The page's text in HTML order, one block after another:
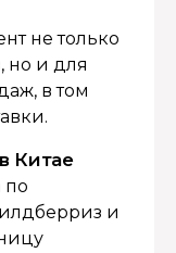
не только
но и для
в том
Китае
по
и